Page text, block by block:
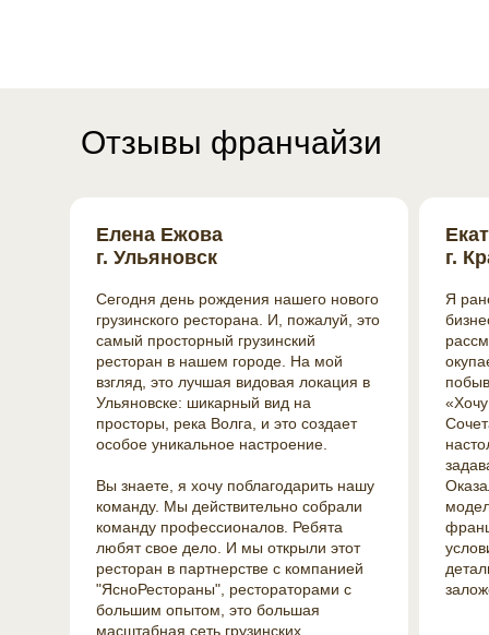
Отзывы франчайзи
Елена Ежова
г. Ульяновск
Сегодня день рождения нашего нового
грузинского ресторана. И, пожалуй, это
самый просторный грузинский
ресторан в нашем городе. На мой
взгляд, это лучшая видовая локация в
Ульяновске: шикарный вид на
просторы, река Волга, и это создает
особое уникальное настроение.
Вы знаете, я хочу поблагодарить нашу
команду. Мы действительно собрали
команду профессионалов. Ребята
любят свое дело. И мы открыли этот
ресторан в партнерстве с компанией
"ЯсноРестораны", рестораторами с
большим опытом, это большая
масштабная сеть грузинских
г.
Я